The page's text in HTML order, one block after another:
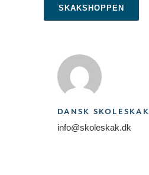
SKAKSHOPPEN
DANSK SKOLESKAK
info@skoleskak.dk